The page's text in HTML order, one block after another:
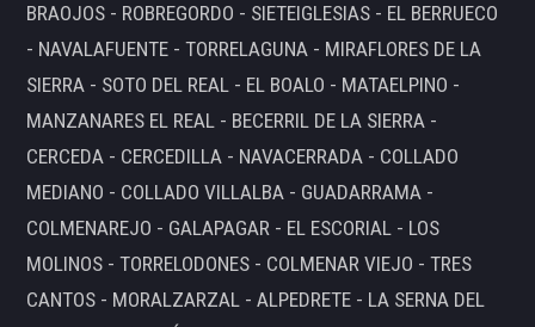
BRAOJOS - ROBREGORDO - SIETEIGLESIAS - EL BERRUECO
- NAVALAFUENTE - TORRELAGUNA - MIRAFLORES DE LA
SIERRA - SOTO DEL REAL - EL BOALO - MATAELPINO -
MANZANARES EL REAL - BECERRIL DE LA SIERRA -
CERCEDA - CERCEDILLA - NAVACERRADA - COLLADO
MEDIANO - COLLADO VILLALBA - GUADARRAMA -
COLMENAREJO - GALAPAGAR - EL ESCORIAL - LOS
MOLINOS - TORRELODONES - COLMENAR VIEJO - TRES
CANTOS - MORALZARZAL - ALPEDRETE - LA SERNA DEL